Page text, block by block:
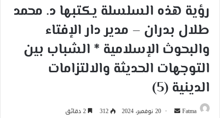
رؤية هذه السلسلة يكتبها د. محمد
طلال بدران – مدير دار الإفتاء
والبحوث الإسلامية * الشباب بين
التوجهات الحديثة والالتزامات
الدينية (5)
Fatma
أرسل 20 نوفمبر، 2024 312